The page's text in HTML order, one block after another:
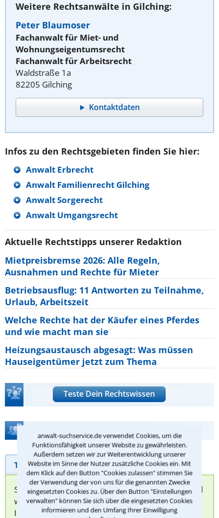
anwalt-suchservice.de verwendet Cookies, um die
Funktionsfähigkeit unserer Website zu gewährleisten.
Außerdem setzen wir zur Weiterentwicklung unserer
Website im Sinne der Nutzer zusätzliche Cookies ein. Mit
dem Klick auf den Button "Cookies zulassen" stimmen Sie
der Verwendung der von uns für die genannten Zwecke
eingesetzten Cookies zu. Über den Button "Einstellungen
verwalten" können Sie sich über die eingesetzten Cookies
informieren und den Umfang Ihrer Einwilligung
Weitere Rechtsanwälte in Gilching:
Peter Blaumoser
Fachanwalt für Miet- und
Wohnungseigentumsrecht
Fachanwalt für Arbeitsrecht
Waldstraße 1a
82205 Gilching
Kontaktdaten
Infos zu den Rechtsgebieten finden Sie hier:
Anwalt Erbrecht
Anwalt Familienrecht Gilching
Anwalt Sorgerecht
Anwalt Umgangsrecht
Aktuelle Rechtstipps unserer Redaktion
Mietpreisbremse 2026: Alle Regeln,
Ausnahmen und Rechte für Mieter
Betriebsausflug: 11 Antworten zu Teilnahme,
Urlaub, Arbeitszeit
Welche Rechte hat der Käufer eines Pferdes
und wie macht man sie
Heizungsaustausch abgesagt: Was müssen
Hauseigentümer jetzt zum Thema
Teste Dein Rechtswissen
Telefonhilfe Beratungsanfrage
Sie können hier Ihren Fall schildern. Anschließend
werden sich spezialisierte Rechtsanwälte bei
Ihnen melden, um das weitere Vorgehen